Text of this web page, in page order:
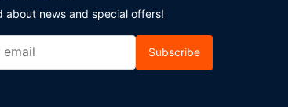
about news and special offers!
Subscribe